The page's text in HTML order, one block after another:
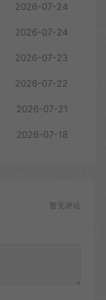
2026-07-24
2026-07-24
2026-07-23
2026-07-22
2026-07-21
2026-07-18
暂无评论